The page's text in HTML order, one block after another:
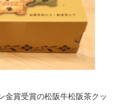
金賞受賞の松阪牛松阪茶クッ